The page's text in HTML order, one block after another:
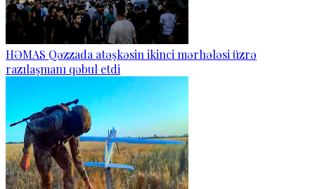
HƏMAS Qəzzada atəşkəsin ikinci mərhələsi üzrə
razılaşmanı qəbul etdi